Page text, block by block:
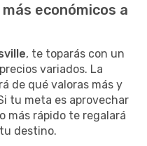
económicos a
, te toparás con un
variados. La
de qué valoras más y
tu meta es aprovechar
más rápido te regalará
destino.